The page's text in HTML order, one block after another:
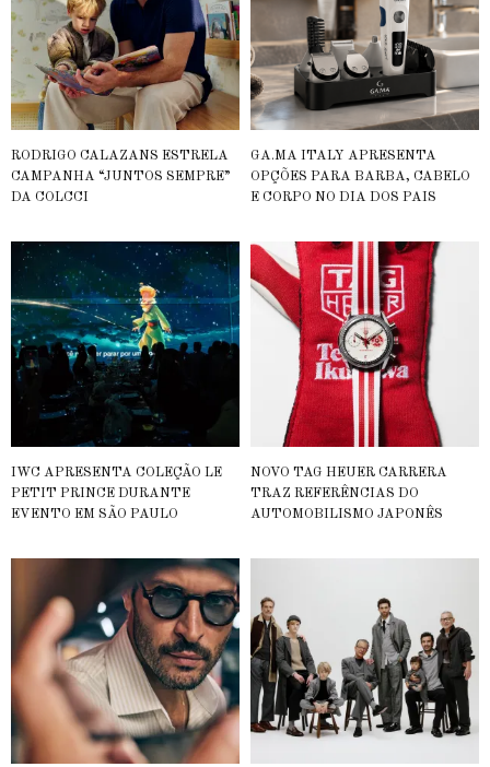
RODRIGO CALAZANS ESTRELA
CAMPANHA “JUNTOS SEMPRE”
DA COLCCI
GA.MA ITALY APRESENTA
OPÇÕES PARA BARBA, CABELO
E CORPO NO DIA DOS PAIS
IWC APRESENTA COLEÇÃO LE
PETIT PRINCE DURANTE
EVENTO EM SÃO PAULO
NOVO TAG HEUER CARRERA
TRAZ REFERÊNCIAS DO
AUTOMOBILISMO JAPONÊS